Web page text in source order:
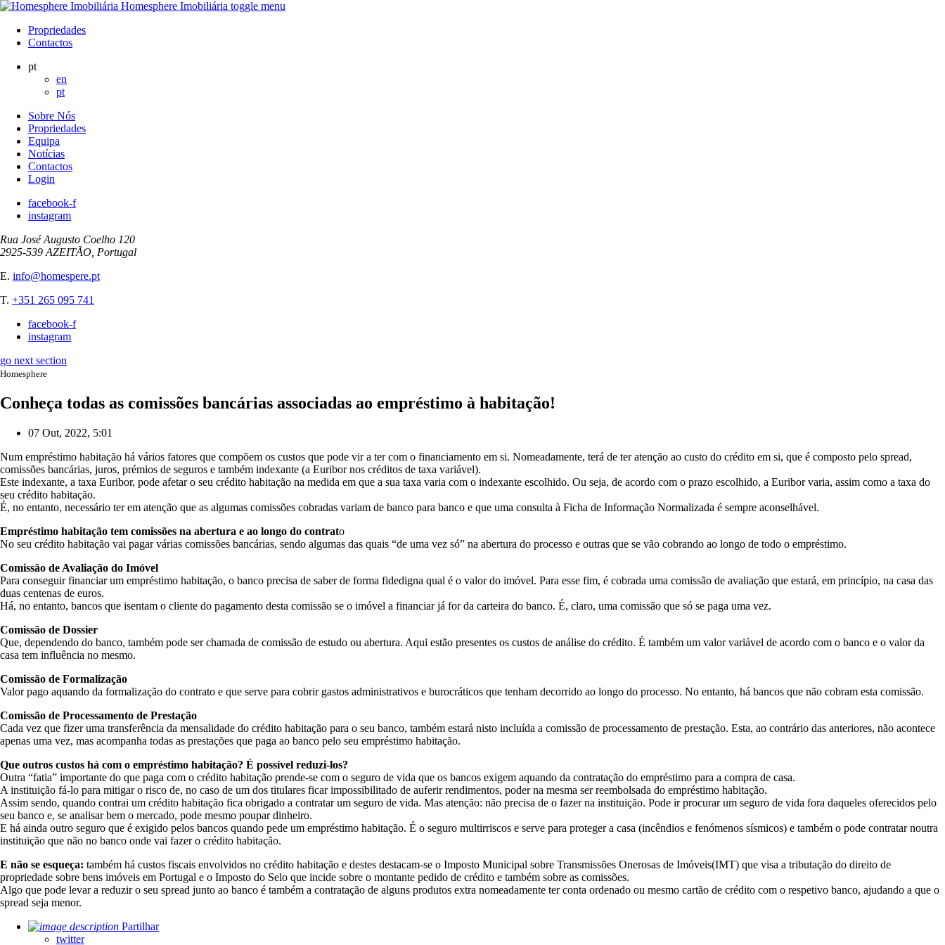
Homesphere Imobiliária toggle menu
Propriedades
Contactos
pt
en
pt
Sobre Nós
Propriedades
Equipa
Notícias
Contactos
Login
facebook-f
instagram
Rua José Augusto Coelho 120
2925-539 AZEITÃO, Portugal
E. info@homespere.pt
T. +351 265 095 741
facebook-f
instagram
go next section
Homesphere
Conheça todas as comissões bancárias associadas ao empréstimo à habitação!
07 Out, 2022, 5:01
Num empréstimo habitação há vários fatores que compõem os custos que pode vir a ter com o financiamento em si. Nomeadamente, terá de ter atenção ao custo do crédito em si, que é composto pelo spread,
comissões bancárias, juros, prémios de seguros e também indexante (a Euribor nos créditos de taxa variável).
Este indexante, a taxa Euribor, pode afetar o seu crédito habitação na medida em que a sua taxa varia com o indexante escolhido. Ou seja, de acordo com o prazo escolhido, a Euribor varia, assim como a taxa do
seu crédito habitação.
É, no entanto, necessário ter em atenção que as algumas comissões cobradas variam de banco para banco e que uma consulta à Ficha de Informação Normalizada é sempre aconselhável.
Empréstimo habitação tem comissões na abertura e ao longo do contrato
No seu crédito habitação vai pagar várias comissões bancárias, sendo algumas das quais “de uma vez só” na abertura do processo e outras que se vão cobrando ao longo de todo o empréstimo.
Comissão de Avaliação do Imóvel
Para conseguir financiar um empréstimo habitação, o banco precisa de saber de forma fidedigna qual é o valor do imóvel. Para esse fim, é cobrada uma comissão de avaliação que estará, em princípio, na casa das
duas centenas de euros.
Há, no entanto, bancos que isentam o cliente do pagamento desta comissão se o imóvel a financiar já for da carteira do banco. É, claro, uma comissão que só se paga uma vez.
Comissão de Dossier
Que, dependendo do banco, também pode ser chamada de comissão de estudo ou abertura. Aqui estão presentes os custos de análise do crédito. É também um valor variável de acordo com o banco e o valor da
casa tem influência no mesmo.
Comissão de Formalização
Valor pago aquando da formalização do contrato e que serve para cobrir gastos administrativos e burocráticos que tenham decorrido ao longo do processo. No entanto, há bancos que não cobram esta comissão.
Comissão de Processamento de Prestação
Cada vez que fizer uma transferência da mensalidade do crédito habitação para o seu banco, também estará nisto incluída a comissão de processamento de prestação. Esta, ao contrário das anteriores, não acontece
apenas uma vez, mas acompanha todas as prestações que paga ao banco pelo seu empréstimo habitação.
Que outros custos há com o empréstimo habitação? É possível reduzi-los?
Outra “fatia” importante do que paga com o crédito habitação prende-se com o seguro de vida que os bancos exigem aquando da contratação do empréstimo para a compra de casa.
A instituição fá-lo para mitigar o risco de, no caso de um dos titulares ficar impossibilitado de auferir rendimentos, poder na mesma ser reembolsada do empréstimo habitação.
Assim sendo, quando contrai um crédito habitação fica obrigado a contratar um seguro de vida. Mas atenção: não precisa de o fazer na instituição. Pode ir procurar um seguro de vida fora daqueles oferecidos pelo
seu banco e, se analisar bem o mercado, pode mesmo poupar dinheiro.
E há ainda outro seguro que é exigido pelos bancos quando pede um empréstimo habitação. É o seguro multirriscos e serve para proteger a casa (incêndios e fenómenos sísmicos) e também o pode contratar noutra
instituição que não no banco onde vai fazer o crédito habitação.
E não se esqueça: também há custos fiscais envolvidos no crédito habitação e destes destacam-se o Imposto Municipal sobre Transmissões Onerosas de Imóveis(IMT) que visa a tributação do direito de
propriedade sobre bens imóveis em Portugal e o Imposto do Selo que incide sobre o montante pedido de crédito e também sobre as comissões.
Algo que pode levar a reduzir o seu spread junto ao banco é também a contratação de alguns produtos extra nomeadamente ter conta ordenado ou mesmo cartão de crédito com o respetivo banco, ajudando a que o
spread seja menor.
Partilhar
twitter